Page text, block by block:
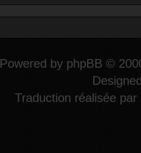
Powered by phpBB ©
Traduction réalisée par